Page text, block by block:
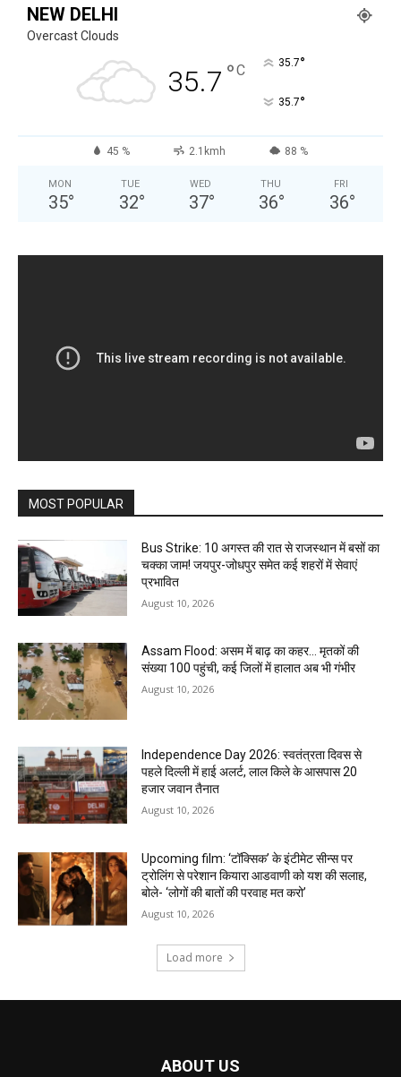
NEW DELHI
Overcast Clouds
35.7 °C 35.7°
35.7°
45 % 2.1kmh 88 %
MON
35°
TUE
32°
WED
37°
THU
36°
FRI
36°
MOST POPULAR
Bus Strike: 10 अगस्त की रात से राजस्थान में बसों का
चक्का जाम! जयपुर-जोधपुर समेत कई शहरों में सेवाएं
प्रभावित
August 10, 2026
Assam Flood: असम में बाढ़ का कहर… मृतकों की
संख्या 100 पहुंची, कई जिलों में हालात अब भी गंभीर
August 10, 2026
Independence Day 2026: स्वतंत्रता दिवस से
पहले दिल्ली में हाई अलर्ट, लाल किले के आसपास 20
हजार जवान तैनात
August 10, 2026
Upcoming film: ‘टॉक्सिक’ के इंटीमेट सीन्स पर
ट्रोलिंग से परेशान कियारा आडवाणी को यश की सलाह,
बोले- ‘लोगों की बातों की परवाह मत करो’
August 10, 2026
Load more
ABOUT US